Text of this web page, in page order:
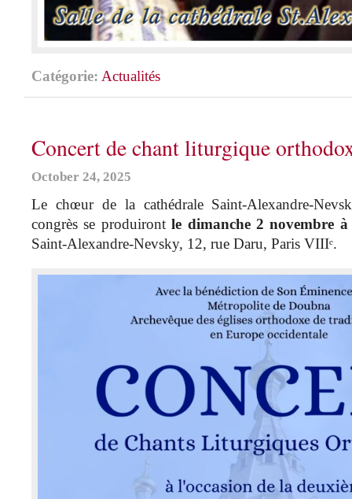
Catégorie: Actualités
Concert de chant liturgique
October 24, 2025
Le chœur de la cathédrale Saint-Alexandre-
congrès se produirontle dimanche 2 novembre
Saint-Alexandre-Nevsky, 12, rue Daru, Paris VIIIᵉ.